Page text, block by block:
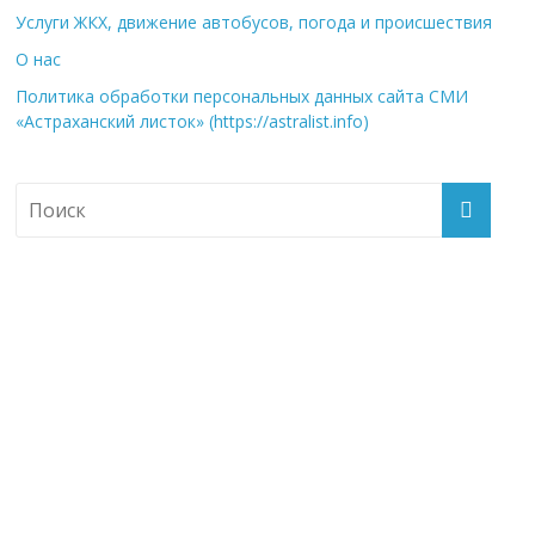
Услуги ЖКХ, движение автобусов, погода и происшествия
О нас
Политика обработки персональных данных сайта СМИ
«Астраханский листок» (https://astralist.info)